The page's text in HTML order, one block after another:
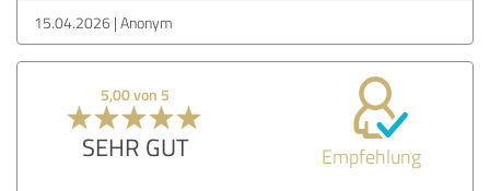
15.04.2026 Anonym
5,00 von 5
SEHR GUT Empfehlung